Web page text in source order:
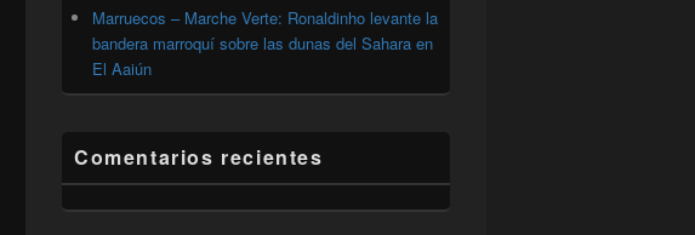
Marruecos – Marche Verte: Ronaldinho levante la
bandera marroquí sobre las dunas del Sahara en
El Aaiún
Comentarios recientes